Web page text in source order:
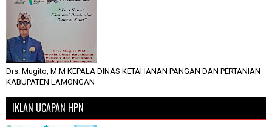
Drs. Mugito, M.M KEPALA DINAS KETAHANAN PANGAN DAN PERTANIAN
KABUPATEN LAMONGAN
IKLAN UCAPAN HPN